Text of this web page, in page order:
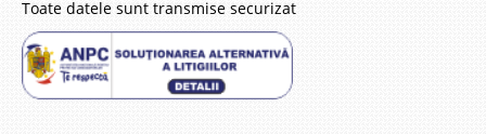
Toate datele sunt transmise securizat